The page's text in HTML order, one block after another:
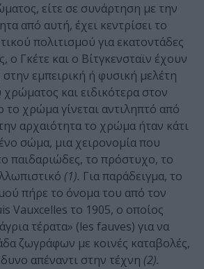
είτε σε συνάρτηση με την
από αυτή, έχει κεντρίσει το
πολιτισμού για εκατοντάδες
ο Γκέτε και ο Βίτγκενσταϊν έχουν
εμπειρική ή φυσική μελέτη
και ειδικότερα στον
το χρώμα γίνεται αντιληπτό από
αρχαιότητα το χρώμα ήταν κάτι
σώμα, μια χειρονομία που
παιδαριώδες, το πρόστυχο, το
(1). Για παράδειγμα, το
πήρε το όνομα του από τον
Vauxcelles το 1905, ο οποίος
τέρατα» (les fauves) για να
ζωγράφων με κοινές καταβολές,
απέναντι στην τέχνη (2).